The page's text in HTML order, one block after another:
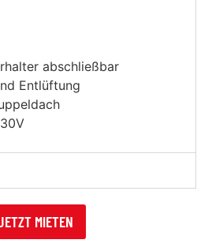
abschließbar
Entlüftung
MIETEN